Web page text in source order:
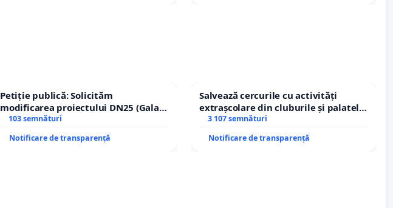
Petiție publică: Solicităm
modificarea proiectului DN25 (Galați
– Hanu Conachi) prin devierea
traseului în afara localităților!
103 semnături
Notificare de transparență
Salvează cercurile cu activități
extrașcolare din cluburile și palatele
copiilor
3 107 semnături
Notificare de transparență